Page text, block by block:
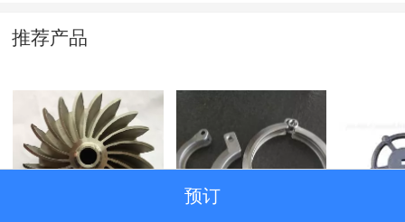
推荐产品
卡箍、管箍
预订